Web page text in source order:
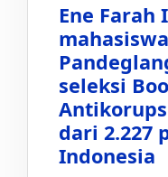
Ene
seleksi
dari 2.227
Indonesia